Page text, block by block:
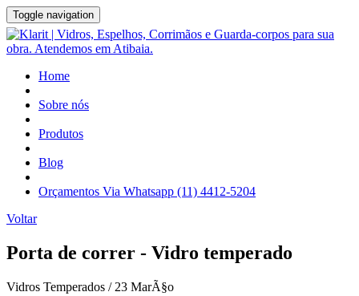
Toggle navigation
Home
Sobre nós
Produtos
Blog
Orçamentos Via Whatsapp (11) 4412-5204
Voltar
Porta de correr - Vidro temperado
Vidros Temperados / 23 MarÃ§o